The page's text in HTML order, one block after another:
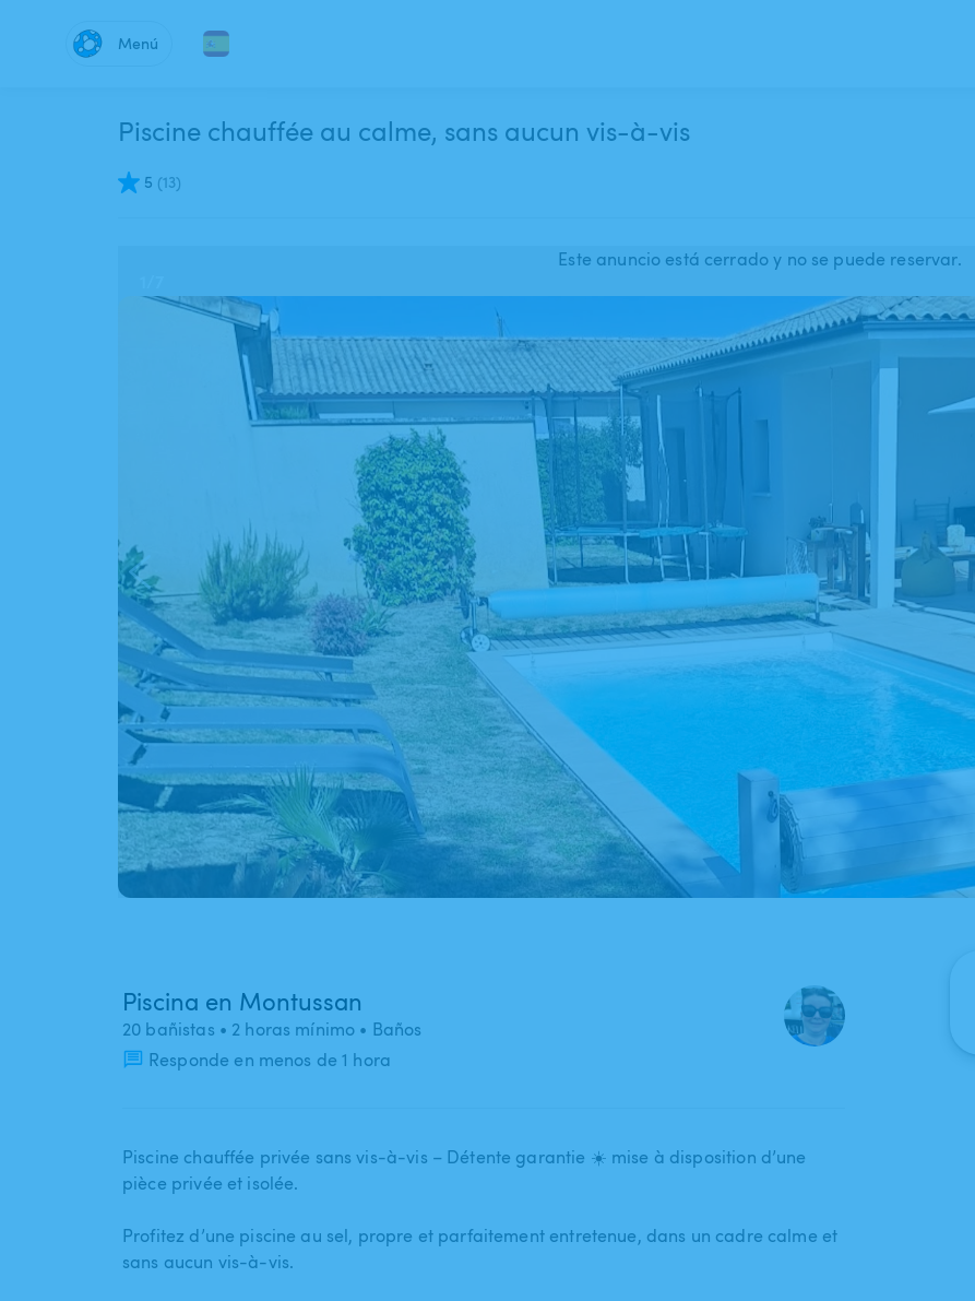
Menú
Piscine chauffée au calme, sans aucun vis-à-vis
5 (13)
Este anuncio está cerrado y no se puede reservar.
Piscina en Montussan
20 bañistas • 2 horas mínimo • Baños
Responde en menos de 1 hora
Piscine chauffée privée sans vis-à-vis – Détente garantie ☀️ mise à disposition d’une
pièce privée et isolée.
Profitez d’une piscine au sel​,​ propre et parfaitement entretenue​,​ dans un cadre calme et
sans aucun vis-à-vis.